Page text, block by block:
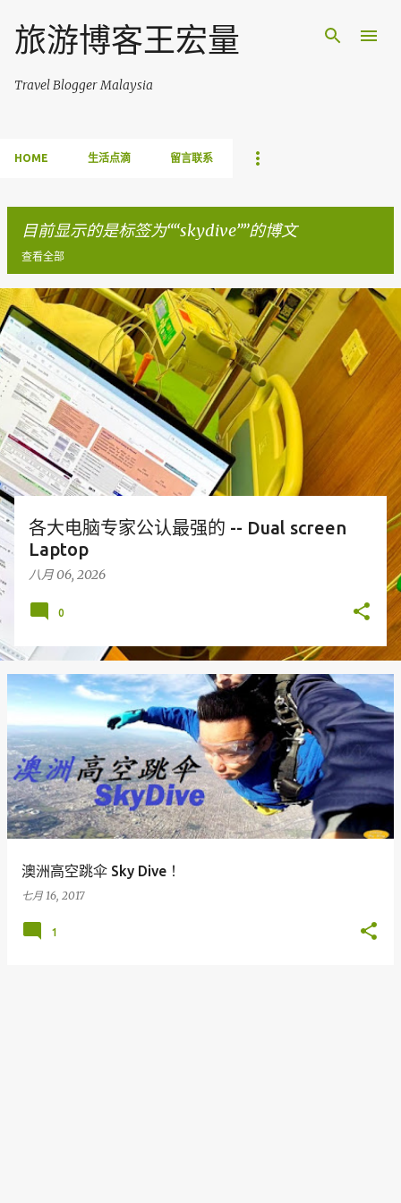
跳至主要内容
旅游博客王宏量
Travel Blogger Malaysia
HOME 生活点滴 留言联系
目前显示的是标签为“ skydive ”的博文
查看全部
博
文
各大电脑专家公认最强的 -- Dual screen
Laptop
八月 06, 2026
0
澳洲高空跳伞 Sky Dive ！
七月 16, 2017
1